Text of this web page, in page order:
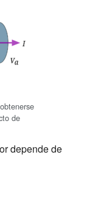
de
depende de